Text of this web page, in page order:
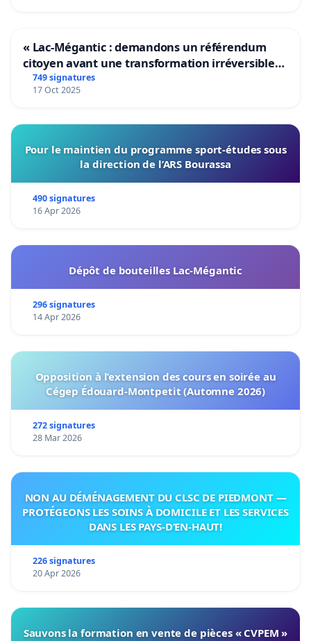
« Lac-Mégantic : demandons un référendum
citoyen avant une transformation irréversible
de notre territoire »
749 signatures
17 Oct 2025
Pour le maintien du programme sport-études sous
la direction de l’ARS Bourassa
490 signatures
16 Apr 2026
Dépôt de bouteilles Lac-Mégantic
296 signatures
14 Apr 2026
Opposition à l’extension des cours en soirée au
Cégep Édouard-Montpetit (Automne 2026)
272 signatures
28 Mar 2026
NON AU DÉMÉNAGEMENT DU CLSC DE PIEDMONT —
PROTÉGEONS LES SOINS À DOMICILE ET LES SERVICES
DANS LES PAYS-D’EN-HAUT!
226 signatures
20 Apr 2026
Sauvons la formation en vente de pièces « CVPEM »